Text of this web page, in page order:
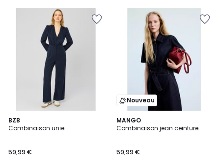
BZB
Combinaison unie
59,99 €
2
Couleurs
Nouveau
MANGO
Combinaison jean ceinture
59,99 €